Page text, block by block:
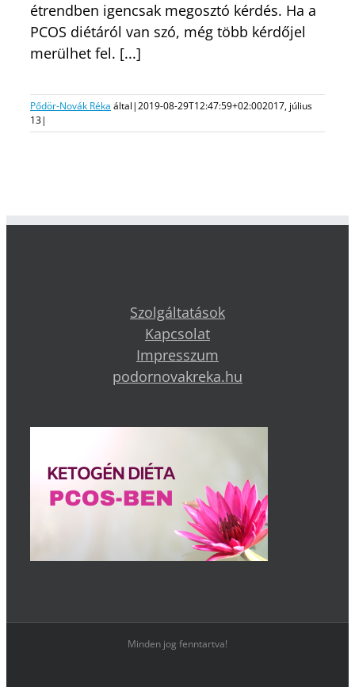
étrendben igencsak megosztó kérdés. Ha a
PCOS diétáról van szó, még több kérdőjel
merülhet fel. [...]
Pődör-Novák Réka által|2019-08-29T12:47:59+02:002017, július
13|
Szolgáltatások
Kapcsolat
Impresszum
podornovakreka.hu
Minden jog fenntartva!